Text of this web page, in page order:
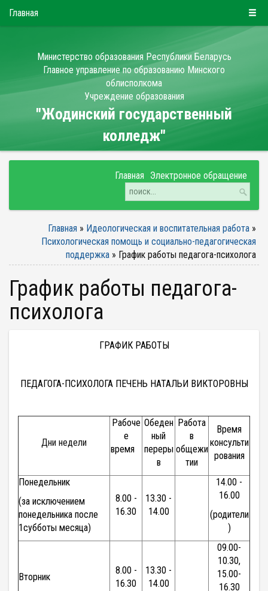
Воскресенье, 9 августа 2026 ENG
Министерство образования Республики Беларусь
Главное управление по образованию Минского
облисполкома
Учреждение образования
"Жодинский государственный
колледж"
Главная Электронное обращение
Главная » Идеологическая и воспитательная работа »
Психологическая помощь и социально-педагогическая
поддержка » График работы педагога-психолога
График работы педагога-
психолога
ГРАФИК РАБОТЫ
ПЕДАГОГА-ПСИХОЛОГА ПЕЧЕНЬ НАТАЛЬИ ВИКТОРОВНЫ
Дни недели
Рабоче
е
время
Обеден
ный
переры
в
Работа
в
общежи
тии
Время
консульти
рования
Понедельник
(за исключением
понедельника после
1субботы месяца)
8.00 -
16.30
13.30 -
14.00
14.00 -
16.00
(родители
)
Вторник
8.00 -
16.30
13.30 -
14.00
09.00-
10.30,
15.00-
16.30
Главная